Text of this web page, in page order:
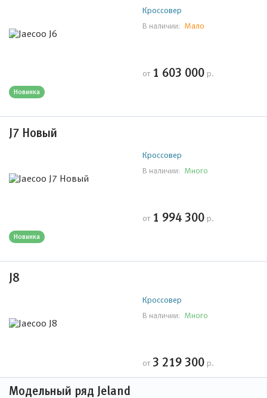
Кроссовер
В наличии: Мало
от 1 603 000 р.
Новинка
J7 Новый
Кроссовер
В наличии: Много
от 1 994 300 р.
Новинка
J8
Кроссовер
В наличии: Много
от 3 219 300 р.
Модельный ряд Jeland